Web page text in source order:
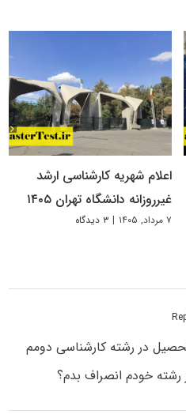
اعلام شهریه کارشناسی ارشد
غیرروزانه دانشگاه تهران ۱۴۰۵
۷ مرداد, ۱۴۰۵ | ۳ دیدگاه
در رشته کارشناسی دومم
رشته خودم انصراف بدم؟